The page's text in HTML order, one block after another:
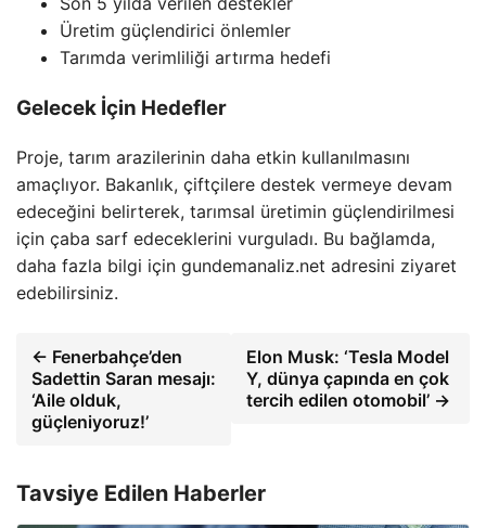
Üretim güçlendirici önlemler
Tarımda verimliliği artırma hedefi
Gelecek İçin Hedefler
Proje, tarım arazilerinin daha etkin kullanılmasını
amaçlıyor. Bakanlık, çiftçilere destek vermeye devam
edeceğini belirterek, tarımsal üretimin güçlendirilmesi
için çaba sarf edeceklerini vurguladı. Bu bağlamda,
daha fazla bilgi için gundemanaliz.net adresini ziyaret
edebilirsiniz.
← Fenerbahçe’den
Sadettin Saran mesajı:
‘Aile olduk,
güçleniyoruz!’
Elon Musk: ‘Tesla Model
Y, dünya çapında en çok
tercih edilen otomobil’ →
Tavsiye Edilen Haberler